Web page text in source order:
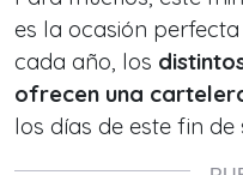
es la ocasión
cada año, los
ofrecen una
los días de este fin de